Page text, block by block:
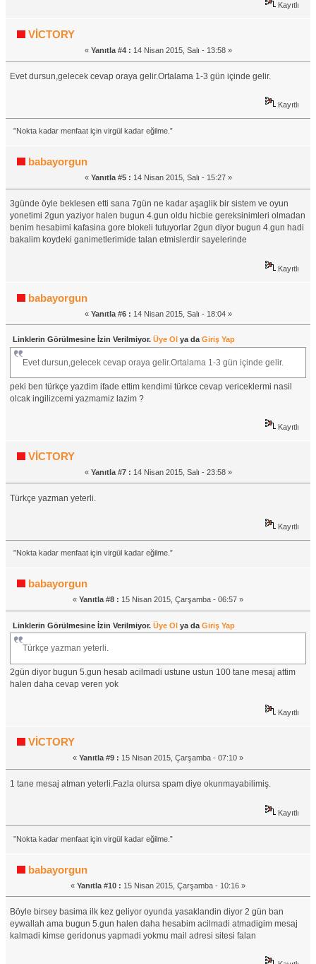
Kayıtlı
VİCTORY
« Yanıtla #4 : 14 Nisan 2015, Salı - 13:58 »
Evet dursun,gelecek cevap oraya gelir.Ortalama 1-3 gün içinde gelir.
Kayıtlı
”Nokta kadar menfaat için virgül kadar eğilme.”
babayorgun
« Yanıtla #5 : 14 Nisan 2015, Salı - 15:27 »
3günde öyle beklesen etti sana 7gün ne kadar aşaglik bir sistem ve oyun
yonetimi 2gun yaziyor halen bugun 4.gun oldu hicbie gereksinimleri olmadan
benim hesabimi kafasina gore blokeli tutuyorlar 2gun diyor bugun 4.gun hadi
bakalim koydeki ganimetlerimide talan etmislerdir sayelerinde
Kayıtlı
babayorgun
« Yanıtla #6 : 14 Nisan 2015, Salı - 18:04 »
Linklerin Görülmesine İzin Verilmiyor. Üye Ol ya daGiriş Yap
Evet dursun,gelecek cevap oraya gelir.Ortalama 1-3 gün içinde gelir.
peki ben türkçe yazdim ifade ettim kendimi türkce cevap vericeklermi nasil
olcak ingilizcemi yazmamiz lazim ?
Kayıtlı
VİCTORY
« Yanıtla #7 : 14 Nisan 2015, Salı - 23:58 »
Türkçe yazman yeterli.
Kayıtlı
”Nokta kadar menfaat için virgül kadar eğilme.”
babayorgun
« Yanıtla #8 : 15 Nisan 2015, Çarşamba - 06:57 »
Linklerin Görülmesine İzin Verilmiyor. Üye Olya da Giriş Yap
Türkçe yazman yeterli.
2gün diyor bugun 5.gun hesab acilmadi ustune ustun 100 tane mesaj attim
halen daha cevap veren yok
Kayıtlı
VİCTORY
« Yanıtla #9 : 15 Nisan 2015, Çarşamba - 07:10 »
1 tane mesaj atman yeterli.Fazla olursa spam diye okunmayabilimiş.
Kayıtlı
”Nokta kadar menfaat için virgül kadar eğilme.”
babayorgun
« Yanıtla #10 : 15 Nisan 2015, Çarşamba - 10:16 »
Böyle birsey basima ilk kez geliyor oyunda yasaklandin diyor 2 gün ban
eywallah ama bugun 5.gun halen daha hesabim acilmadi atmadigim mesaj
kalmadi kimse geridonus yapmadi yokmu mail adresi sitesi falan